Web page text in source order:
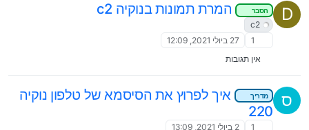
D הסבר המרת תמונות בנוקיה c2
c2
1
27 ביולי 2021, 12:09
אין תגובות
ס מדריך
איך לפרוץ את הסיסמא של טלפון נוקיה
220
1 2 ביולי 2021, 13:09